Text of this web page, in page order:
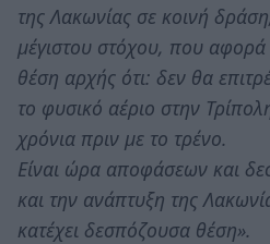
της Λακωνίας σε κοινή
μέγιστου στόχου, που αφορά
θέση αρχής ότι: δεν θα
το φυσικό αέριο στην
χρόνια πριν με το τρένο.
Είναι ώρα αποφάσεων και
και την ανάπτυξη της
κατέχει δεσπόζουσα θέση».